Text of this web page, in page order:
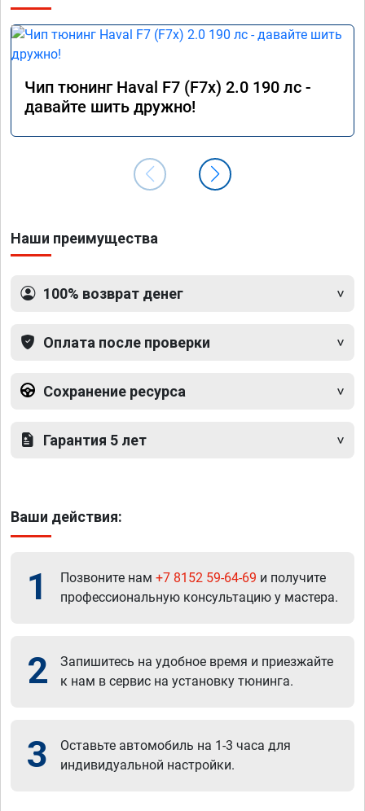
Чип тюнинг Haval F7 (F7x) 2.0 190 лс -
давайте шить дружно!
Наши преимущества
100% возврат денег
Оплата после проверки
Сохранение ресурса
Гарантия 5 лет
Ваши действия:
1 Позвоните нам +7 8152 59-64-69 и получите
профессиональную консультацию у мастера.
2
Запишитесь на удобное время и приезжайте
к нам в сервис на установку тюнинга.
3
Оставьте автомобиль на 1-3 часа для
индивидуальной настройки.